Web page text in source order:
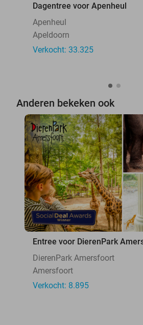
Dagentree voor Apenheul
Apenheul
Apeldoorn
Verkocht: 33.325
Anderen bekeken ook
Entree voor DierenPark
DierenPark Amersfoort
Amersfoort
Verkocht: 8.895